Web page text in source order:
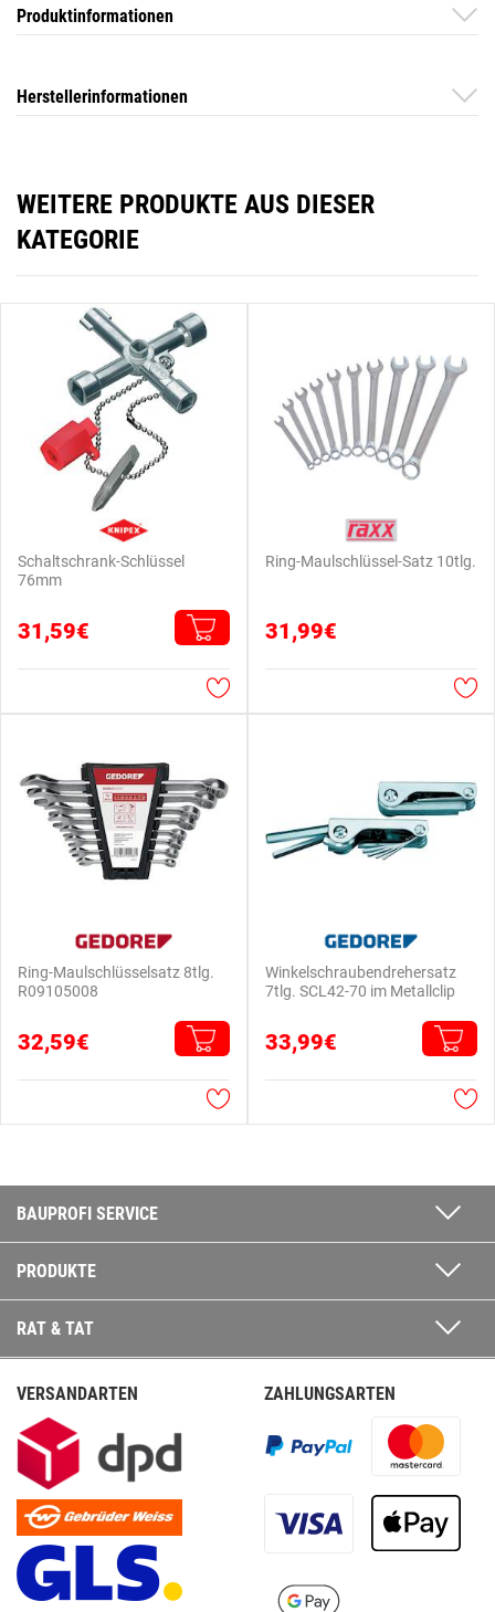
Produktinformationen
Herstellerinformationen
WEITERE PRODUKTE AUS DIESER
KATEGORIE
Schaltschrank-Schlüssel
76mm
31,59€
Ring-Maulschlüssel-Satz 10tlg.
31,99€
Ring-Maulschlüsselsatz 8tlg.
R09105008
32,59€
Winkelschraubendrehersatz
7tlg. SCL42-70 im Metallclip
33,99€
BAUPROFI SERVICE
PRODUKTE
RAT & TAT
VERSANDARTEN ZAHLUNGSARTEN